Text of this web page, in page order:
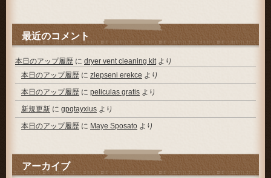
最近のコメント
本日のアップ履歴 に dryer vent cleaning kitより
本日のアップ履歴 に zlepseni erekce より
本日のアップ履歴 に peliculas gratis より
新規更新 に gpqtayxius より
本日のアップ履歴 に Maye Sposato より
アーカイブ